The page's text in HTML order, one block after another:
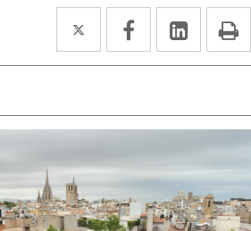
Twitter
Enlace
a
aplicación
externa.
Facebook
Enlace
a
aplicación
Enlace
a